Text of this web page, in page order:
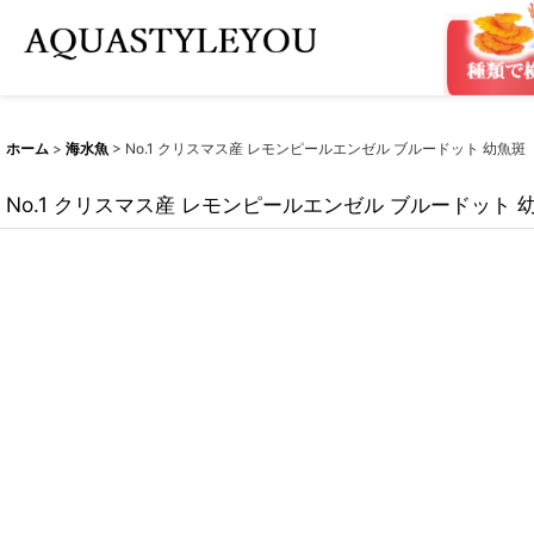
ホーム > 海水魚 > No.1 クリスマス産 レモンピールエンゼル ブルードット 幼魚斑
No.1 クリスマス産 レモンピールエンゼル ブルードット